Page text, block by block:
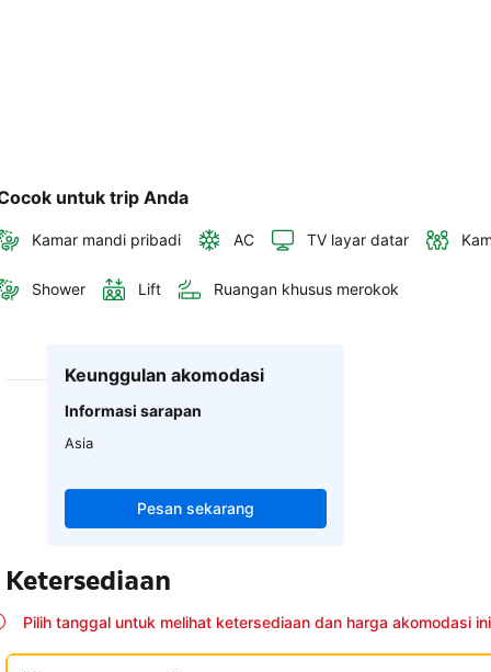
untuk trip Anda
Kamar mandi pribadi AC TV layar datar
Shower Lift Ruangan khusus merokok
Keunggulan akomodasi
Informasi sarapan
Asia
Pesan sekarang
Ketersediaan
Pilih tanggal untuk melihat ketersediaan dan harga akomodasi ini